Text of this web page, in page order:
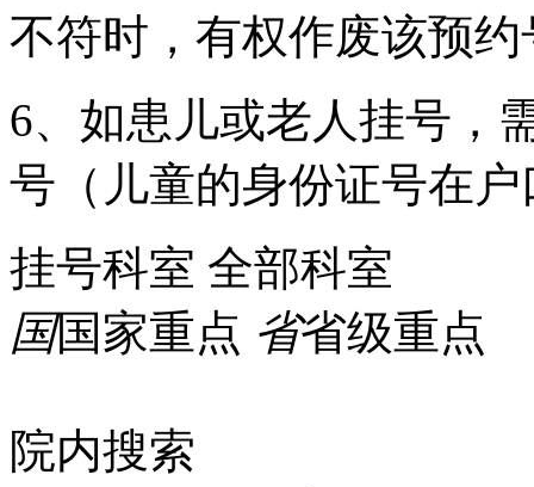
不符时，有权作废该预约
6、如患儿或老人挂号，
号（儿童的身份证号在
挂号科室 全部科室
国国家重点 省省级重点
院内搜索